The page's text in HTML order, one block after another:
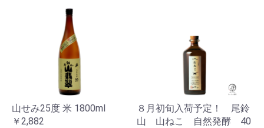
山せみ25度 米 1800ml
￥2,882
８月初旬入荷予定！ 尾鈴
山 山ねこ 自然発酵 40
お買い物を続ける